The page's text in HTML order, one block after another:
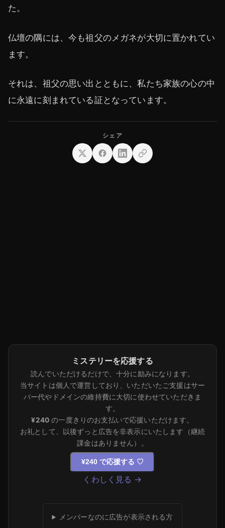
た。
仏壇の隅には、今も祖父のメガネが大切に置かれてい
ます。
それは、祖父の思い出とともに、私たち家族の心の中
に永遠に刻まれている証となっています。
ミステリーを応援する
読んでいただけるだけで、十分に励みになります。
当サイトは個人で運営しており、いただいたご支援はサー
バー代やドメインの維持費に大切に使わせていただきま
す。
¥240 の一度きりのお支払いで応援いただけます。
お礼として、以後ずっと広告を非表示にいたします（継続
課金はありません）。
¥240 で応援する ♡
くわしく見る →
メンバーなのに広告が表示される方